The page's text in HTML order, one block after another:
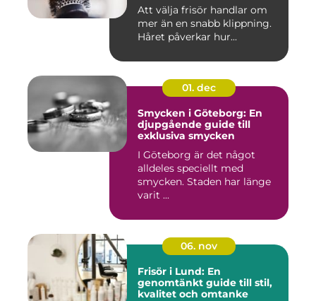
Att välja frisör handlar om
mer än en snabb klippning.
Håret påverkar hur...
01. dec
Smycken i Göteborg: En
djupgående guide till
exklusiva smycken
I Göteborg är det något
alldeles speciellt med
smycken. Staden har länge
varit ...
06. nov
Frisör i Lund: En
genomtänkt guide till stil,
kvalitet och omtanke